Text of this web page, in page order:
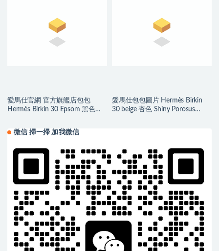
愛馬仕官網 官方旗艦店包包
Hermès Birkin 30 Epsom 黑色内
愛馬仕包包圖片 Hermès Birkin
30 beige 杏色 Shiny Porosus
微信 掃一掃 加我微信